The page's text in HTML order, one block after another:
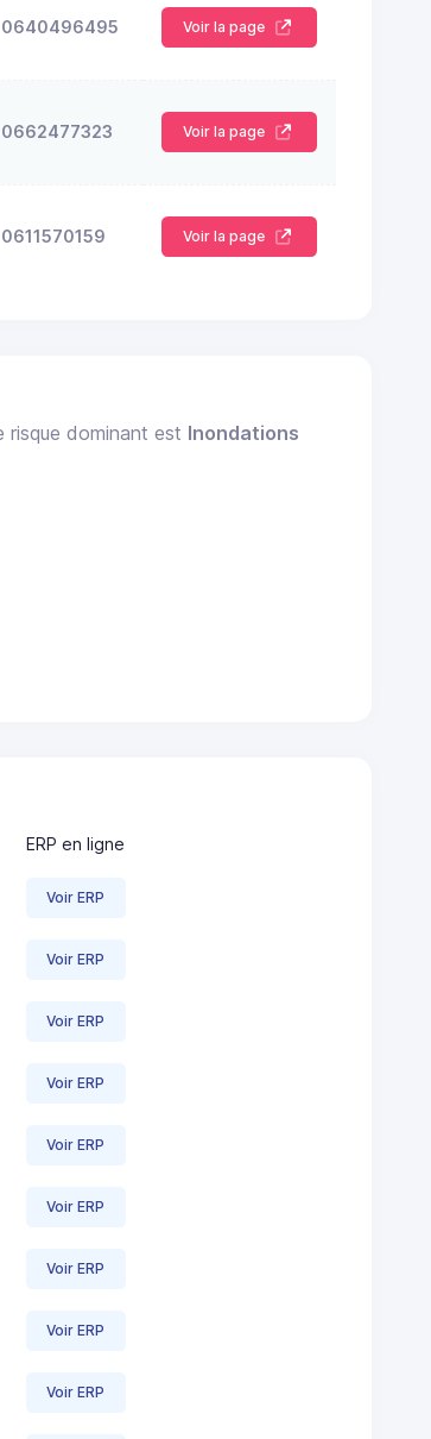
0640496495 Voir la page
0662477323 Voir la page
0611570159 Voir la page
risque dominant est Inondations
ERP en ligne
Voir ERP
Voir ERP
Voir ERP
Voir ERP
Voir ERP
Voir ERP
Voir ERP
Voir ERP
Voir ERP